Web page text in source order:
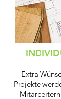
Extra
Projekte